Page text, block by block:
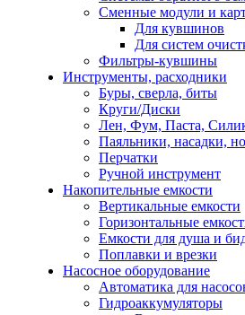
Сменные модули и
Для кувшинов
Для систем
Фильтры-кувшины
Инструменты, расходники
Буры, сверла, биты
Круги/Диски
Лен, Фум, Паста,
Паяльники, насадки,
Перчатки
Ручной инструмент
Накопительные емкости
Вертикальные емкости
Горизонтальные
Емкости для душа и
Поплавки и врезки
Насосное оборудование
Автоматика для
Гидроаккумуляторы